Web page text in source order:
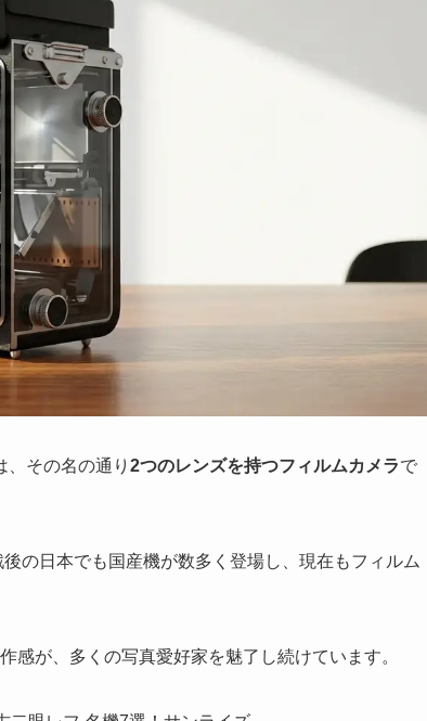
その名の通り 2つのレンズを持つフィルムカメラで
の日本でも国産機が数多く登場し、現在もフィルム
感が、多くの写真愛好家を魅了し続けています。